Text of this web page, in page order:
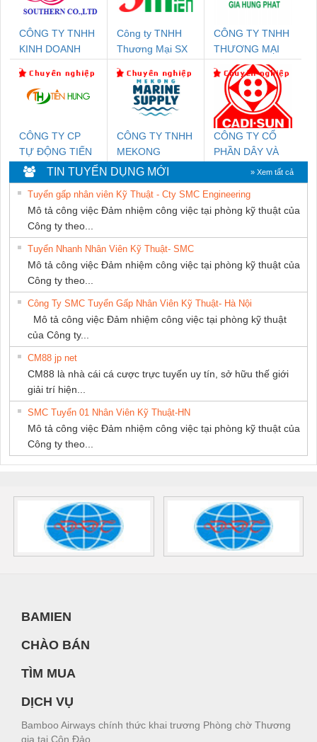
CÔNG TY TNHH
KINH DOANH
PHƯƠNG NAM
Công ty TNHH
Thương Mại SX
CÔNG TY TNHH
THƯƠNG MẠI
DỊCH VỤ KỸ
THUẬT ĐIỆN CƠ
GIA HƯNG
PHÁT
CÔNG TY CP
TỰ ĐỘNG TIẾN
HƯNG
CÔNG TY TNHH
MEKONG
MARINE
SUPPLY
CÔNG TY CỔ
PHẦN DÂY VÀ
CÁP ĐIỆN
THƯỢNG ĐÌNH
TIN TUYỂN DỤNG MỚI » Xem tất cả
Tuyển gấp nhân viên Kỹ Thuật - Cty SMC Engineering
Mô tả công việc Đảm nhiệm công việc tại phòng kỹ thuật của
Công ty theo...
Tuyển Nhanh Nhân Viên Kỹ Thuật- SMC
Mô tả công việc Đảm nhiệm công việc tại phòng kỹ thuật của
Công ty theo...
Công Ty SMC Tuyển Gấp Nhân Viên Kỹ Thuật- Hà Nội
Mô tả công việc Đảm nhiệm công việc tại phòng kỹ thuật
của Công ty...
CM88 jp net
CM88 là nhà cái cá cược trực tuyến uy tín, sở hữu thế giới
giải trí hiện...
SMC Tuyển 01 Nhân Viên Kỹ Thuật-HN
Mô tả công việc Đảm nhiệm công việc tại phòng kỹ thuật của
Công ty theo...
BAMIEN
CHÀO BÁN
TÌM MUA
DỊCH VỤ
Bamboo Airways chính thức khai trương Phòng chờ Thương
gia tại Côn Đảo